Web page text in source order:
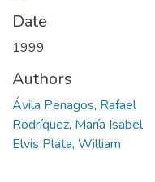
Date
1999
Authors
Ávila Penagos, Rafael
Rodríquez, María Isabel
Elvis Plata, William